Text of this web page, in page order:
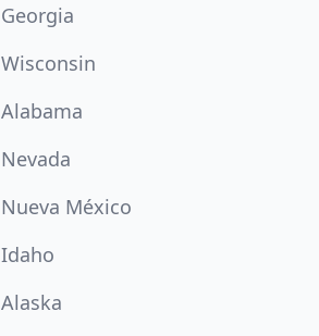
Georgia
Wisconsin
Alabama
Nevada
Nueva México
Idaho
Alaska